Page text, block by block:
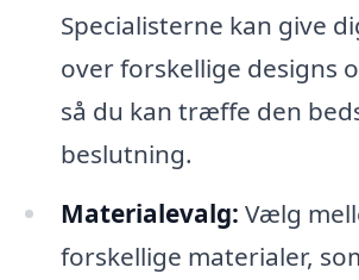
Specialisterne kan give
over forskellige designs
så du kan træffe den
beslutning.
Materialevalg: Vælg
forskellige materialer,